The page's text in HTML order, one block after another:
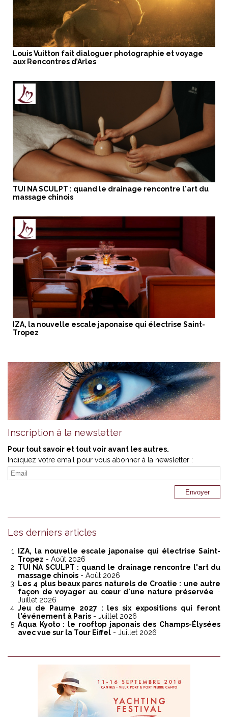
Louis Vuitton fait dialoguer photographie et voyage
aux Rencontres d’Arles
TUI NA SCULPT : quand le drainage rencontre l'art du
massage chinois
IZA, la nouvelle escale japonaise qui électrise Saint-
Tropez
Inscription à la newsletter
Pour tout savoir et tout voir avant les autres.
Indiquez votre email pour vous abonner à la newsletter :
Les derniers articles
IZA, la nouvelle escale japonaise qui électrise Saint-
Tropez - Août 2026
TUI NA SCULPT : quand le drainage rencontre l'art du
massage chinois - Août 2026
Les 4 plus beaux parcs naturels de Croatie : une autre
façon de voyager au cœur d'une nature préservée -
Juillet 2026
Jeu de Paume 2027 : les six expositions qui feront
l'événement à Paris - Juillet 2026
Aqua Kyoto : le rooftop japonais des Champs-Élysées
avec vue sur la Tour Eiffel - Juillet 2026